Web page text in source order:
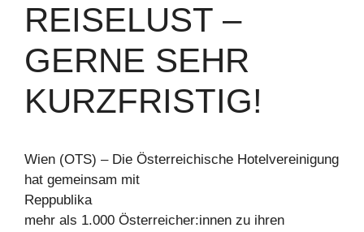
REISELUST –
GERNE SEHR
KURZFRISTIG!
Wien (OTS) – Die Österreichische Hotelvereinigung
hat gemeinsam mit
Reppublika
mehr als 1.000 Österreicher:innen zu ihren